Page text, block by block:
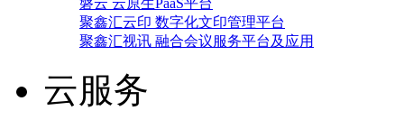
磐云 云原生PaaS平台
聚鑫汇云印 数字化文印管理平台
聚鑫汇视讯 融合会议服务平台及应用
云服务